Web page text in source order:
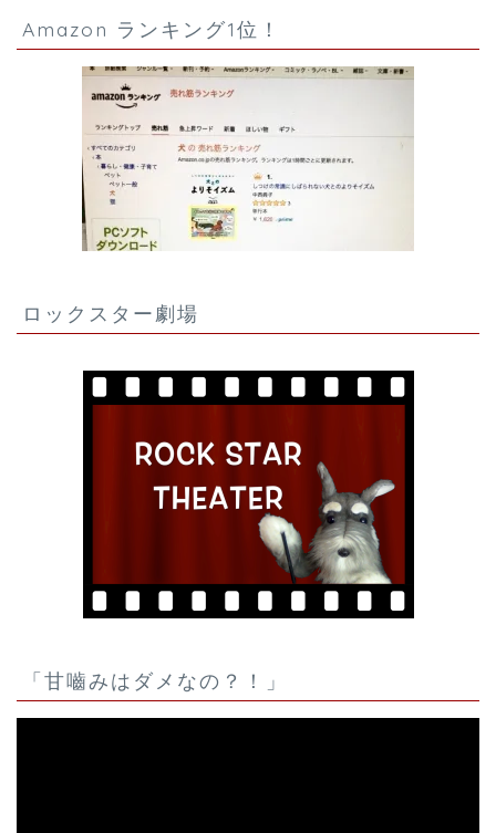
Amazon ランキング1位！
ロックスター劇場
「甘嚙みはダメなの？！」